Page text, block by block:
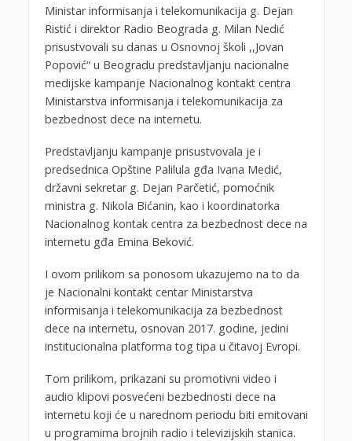
Ministar informisanja i telekomunikacija g. Dejan
Ristić i direktor Radio Beograda g. Milan Nedić
prisustvovali su danas u Osnovnoj školi ,,Jovan
Popović“ u Beogradu predstavljanju nacionalne
medijske kampanje Nacionalnog kontakt centra
Ministarstva informisanja i telekomunikacija za
bezbednost dece na internetu.
Predstavljanju kampanje prisustvovala je i
predsednica Opštine Palilula gđa Ivana Medić,
državni sekretar g. Dejan Parčetić, pomoćnik
ministra g. Nikola Bićanin, kao i koordinatorka
Nacionalnog kontak centra za bezbednost dece na
internetu gđa Emina Beković.
I ovom prilikom sa ponosom ukazujemo na to da
je Nacionalni kontakt centar Ministarstva
informisanja i telekomunikacija za bezbednost
dece na internetu, osnovan 2017. godine, jedini
institucionalna platforma tog tipa u čitavoj Evropi.
Tom prilikom, prikazani su promotivni video i
audio klipovi posvećeni bezbednosti dece na
internetu koji će u narednom periodu biti emitovani
u programima brojnih radio i televizijskih stanica.